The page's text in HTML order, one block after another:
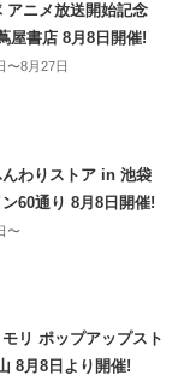
アニメ放送開始記念
屋書店 8月8日開催!
〜8月27日
んわりストア in 池袋
60通り 8月8日開催!
〜
リ ポップアップスト
8月8日より開催!